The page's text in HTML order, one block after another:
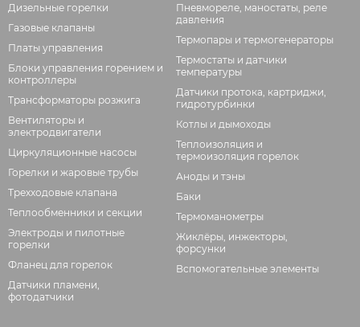
Дизельные горелки
Газовые клапаны
Платы управления
Блоки управления горением и
контроллеры
Трансформаторы розжига
Вентиляторы и
электродвигатели
Циркуляционные насосы
Горелки и жаровые трубы
Трехходовые клапана
Теплообменники и секции
Электроды и пилотные
горелки
Фланец для горелок
Датчики пламени,
фотодатчики
Пневмореле, маностаты, реле
давления
Термопары и термогенераторы
Термостаты и датчики
температуры
Датчики протока, картриджи,
гидротурбинки
Котлы и дымоходы
Теплоизоляция и
термоизоляция горелок
Аноды и тэны
Баки
Термоманометры
Жиклёры, инжекторы,
форсунки
Вспомогательные элементы